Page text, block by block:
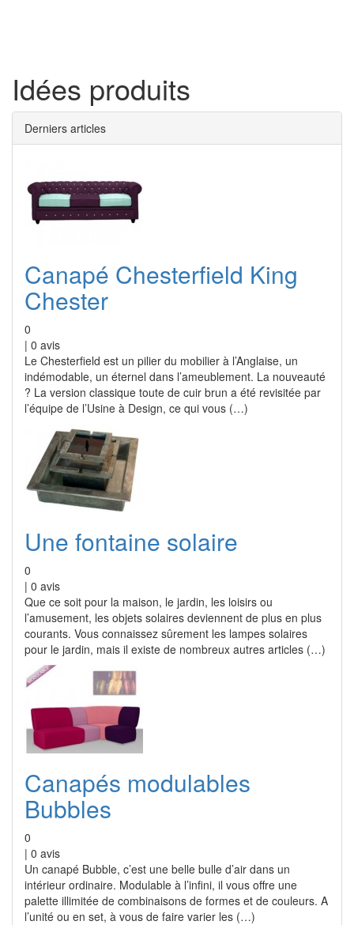
Idées produits
Derniers articles
Canapé Chesterfield King
Chester
0
| 0 avis
Le Chesterfield est un pilier du mobilier à l’Anglaise, un
indémodable, un éternel dans l’ameublement. La nouveauté
? La version classique toute de cuir brun a été revisitée par
l’équipe de l’Usine à Design, ce qui vous (…)
Une fontaine solaire
0
| 0 avis
Que ce soit pour la maison, le jardin, les loisirs ou
l’amusement, les objets solaires deviennent de plus en plus
courants. Vous connaissez sûrement les lampes solaires
pour le jardin, mais il existe de nombreux autres articles (…)
Canapés modulables
Bubbles
0
| 0 avis
Un canapé Bubble, c’est une belle bulle d’air dans un
intérieur ordinaire. Modulable à l’infini, il vous offre une
palette illimitée de combinaisons de formes et de couleurs. A
l’unité ou en set, à vous de faire varier les (…)